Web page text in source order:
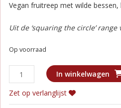
Vegan fruitreep met wilde bessen,
Uit de ‘squaring the circle’ range
Op voorraad
Zotter
-
Squaring
In winkelwagen
Zet op verlanglijst